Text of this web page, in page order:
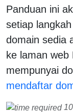
Panduan ini
setiap
domain sedia
ke laman
mempunyai
mendaftar